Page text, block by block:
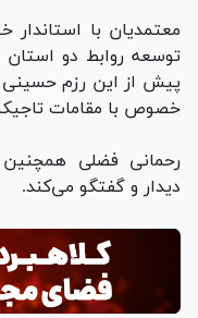
معتمدیان با
توسعه روابط دو
پیش از این رزم حسینی
خصوص با مقامات
رحمانی فضلی
دیدار و گفتگو می‌کند.